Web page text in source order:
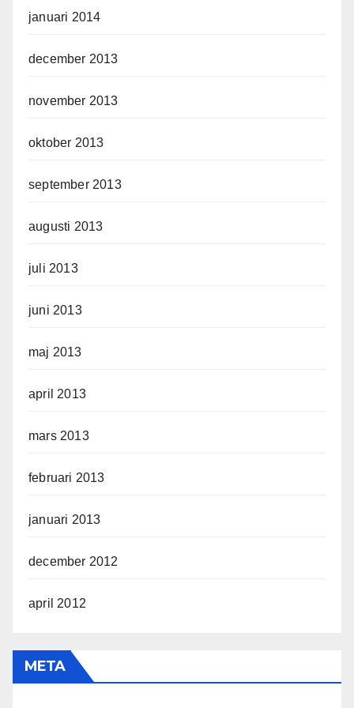
januari 2014
december 2013
november 2013
oktober 2013
september 2013
augusti 2013
juli 2013
juni 2013
maj 2013
april 2013
mars 2013
februari 2013
januari 2013
december 2012
april 2012
META